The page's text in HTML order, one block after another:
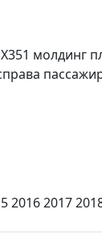
2016 2017